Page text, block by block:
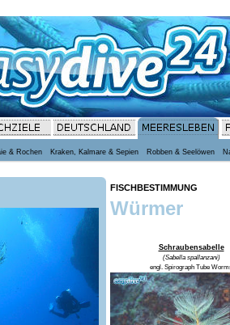
& Rochen Kraken, Kalmare & Sepien Robben & Seelöwen
FISCHBESTIMMUNG
Würmer
Schraubensabelle
(Sabella spallanzani)
engl. Spirograph Tube